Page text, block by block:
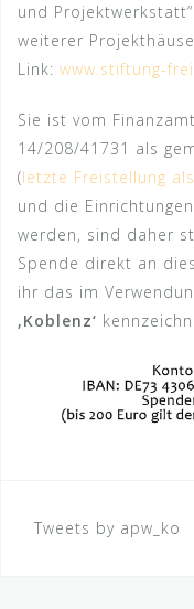
und
weiterer
Link: www.stiftung-
Sie ist vom
14/208/41731 als
(letzte Freistellung
und die
werden, sind daher
Spende direkt an
ihr das im
‚Koblenz‘
Tweets by apw_ko